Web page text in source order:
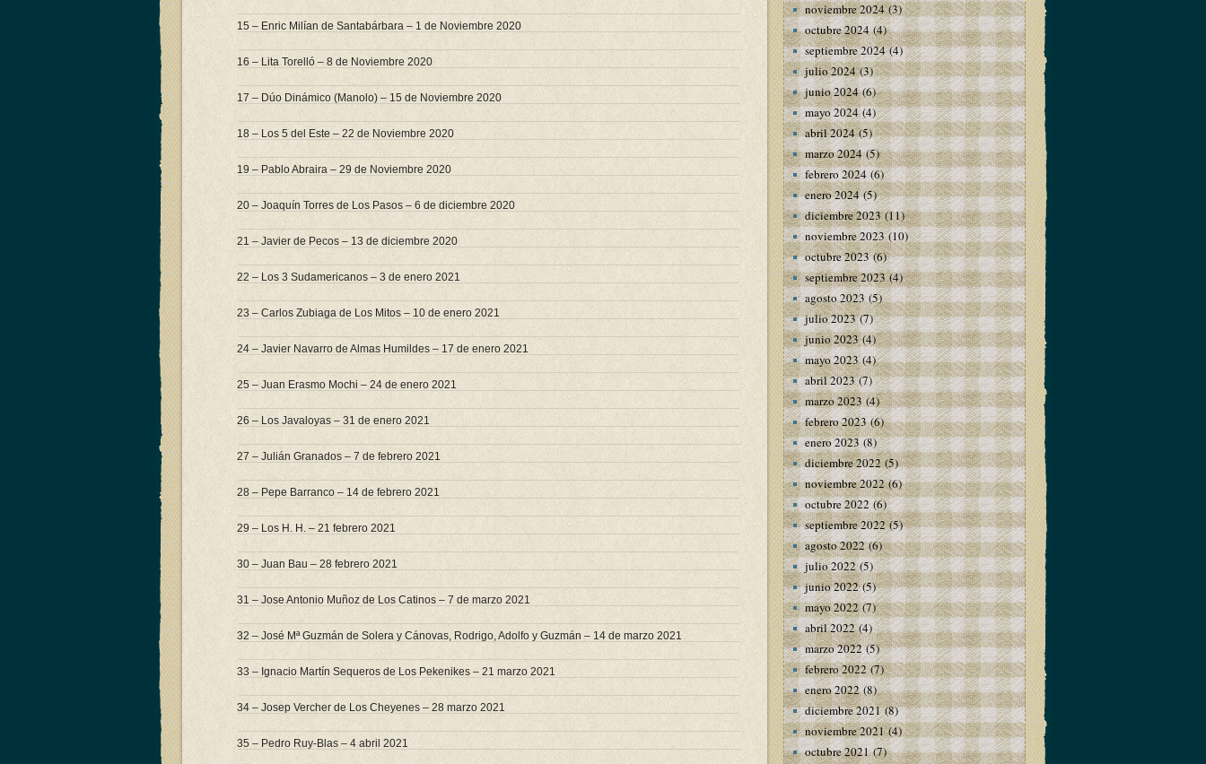
15 – Enric Milían de Santabárbara – 1 de Noviembre 2020
16 – Lita Torelló – 8 de Noviembre 2020
17 – Dúo Dinámico (Manolo) – 15 de Noviembre 2020
18 – Los 5 del Este – 22 de Noviembre 2020
19 – Pablo Abraira – 29 de Noviembre 2020
20 – Joaquín Torres de Los Pasos – 6 de diciembre 2020
21 – Javier de Pecos – 13 de diciembre 2020
22 – Los 3 Sudamericanos – 3 de enero 2021
23 – Carlos Zubiaga de Los Mitos – 10 de enero 2021
24 – Javier Navarro de Almas Humildes – 17 de enero 2021
25 – Juan Erasmo Mochi – 24 de enero 2021
26 – Los Javaloyas – 31 de enero 2021
27 – Julián Granados – 7 de febrero 2021
28 – Pepe Barranco – 14 de febrero 2021
29 – Los H. H. – 21 febrero 2021
30 – Juan Bau – 28 febrero 2021
31 – Jose Antonio Muñoz de Los Catinos – 7 de marzo 2021
32 – José Mª Guzmán de Solera y Cánovas, Rodrigo, Adolfo y Guzmán – 14 de marzo 2021
33 – Ignacio Martín Sequeros de Los Pekenikes – 21 marzo 2021
34 – Josep Vercher de Los Cheyenes – 28 marzo 2021
35 – Pedro Ruy-Blas – 4 abril 2021
noviembre 2024(3)
octubre 2024(4)
septiembre 2024(4)
julio 2024(3)
junio 2024(6)
mayo 2024(4)
abril 2024(5)
marzo 2024(5)
febrero 2024(6)
enero 2024(5)
diciembre 2023(11)
noviembre 2023(10)
octubre 2023(6)
septiembre 2023(4)
agosto 2023(5)
julio 2023(7)
junio 2023(4)
mayo 2023(4)
abril 2023(7)
marzo 2023(4)
febrero 2023(6)
enero 2023(8)
diciembre 2022(5)
noviembre 2022(6)
octubre 2022 (6)
septiembre 2022(5)
agosto 2022(6)
julio 2022(5)
junio 2022(5)
mayo 2022(7)
abril 2022(4)
marzo 2022(5)
febrero 2022(7)
enero 2022(8)
diciembre 2021(8)
noviembre 2021(4)
octubre 2021(7)